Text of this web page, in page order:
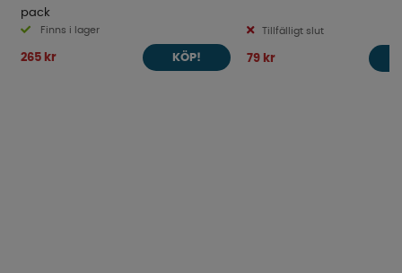
pack
Finns i lager
265 kr KÖP!
Tillfälligt slut
79 kr